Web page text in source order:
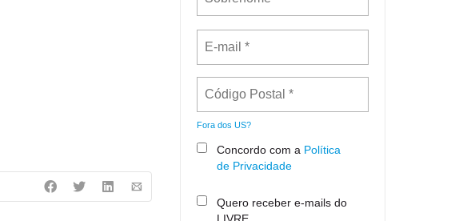
Fora dos US?
Concordo com a Política
de Privacidade
Quero receber e-mails do